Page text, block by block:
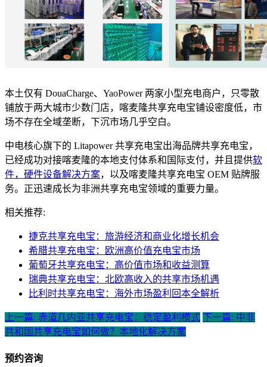
本土仅有 DouaCharge、YaoPower 两家小型充电商户，只零散
铺放于两大城市少数门店，喀麦隆共享充电宝铺设密度低，市
场不存在全域垄断，下沉市场几乎空白。
中电核心旗下的 Litapower 共享充电宝出海品牌共享充电宝，
已经成功对接喀麦隆的本地支付体系和国际支付，并且提供软
件，硬件设备解决方案，以及喀麦隆共享充电宝 OEM 贴牌服
务。正迅速成长为非洲共享充电宝领域的重要力量。
相关推荐:
捷克共享充电宝：旅游经济和商业化增长机会
希腊共享充电宝：欧洲高价值充电宝市场
葡萄牙共享充电宝：高价值市场和收益测算
瑞典共享充电宝：北欧高收入的共享市场机遇
比利时共享充电宝：海外市场盈利回本全解析
上一篇: 赤道几内亚共享充电宝：稳定盈利模式 下一篇: 中非
共和国共享充电宝如何做？本地化解决方案
预约咨询